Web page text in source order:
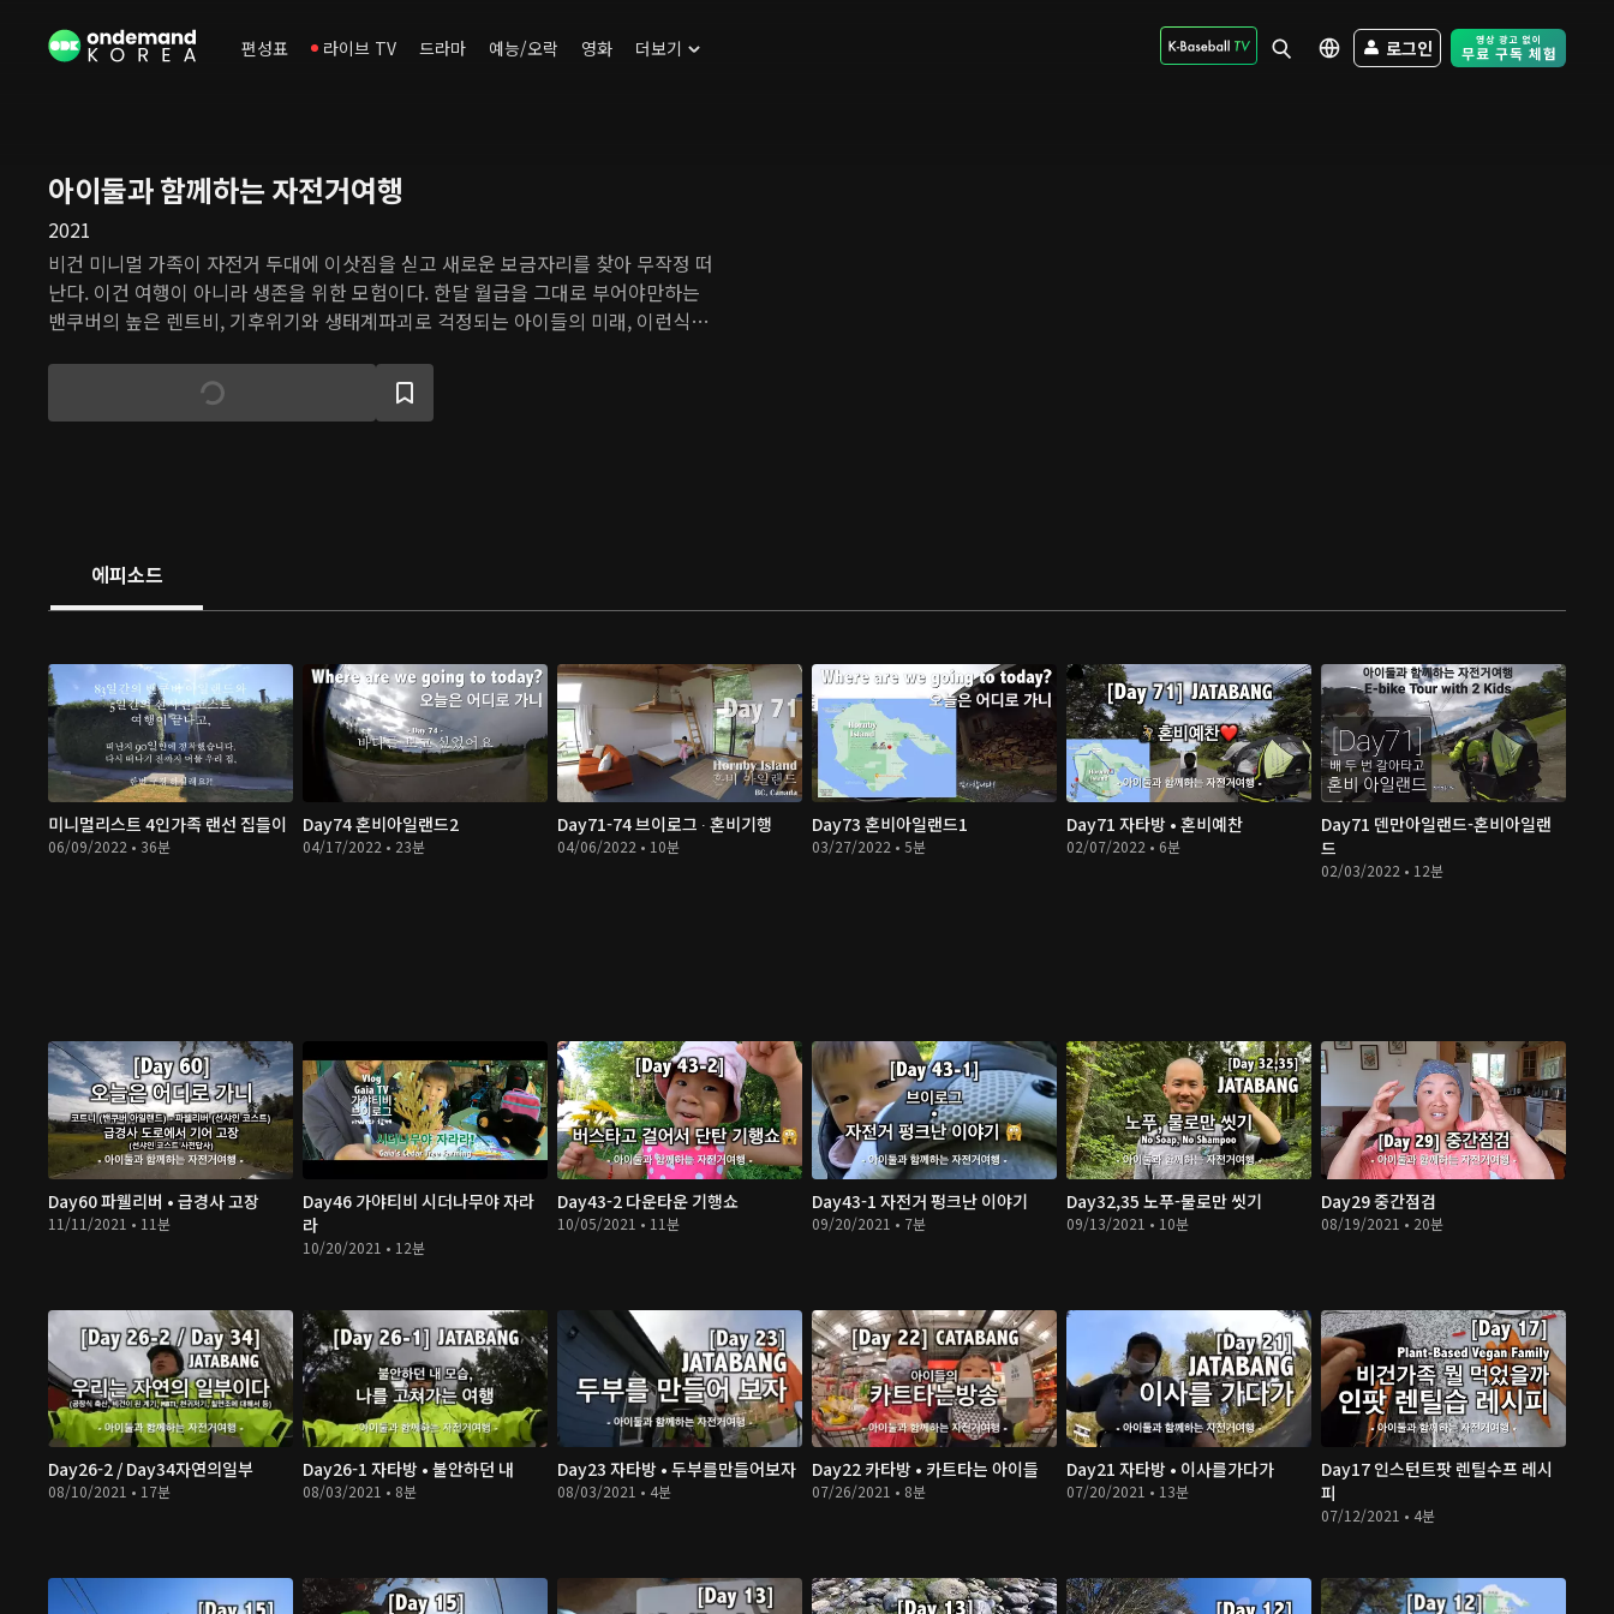
편성표 라이브 TV 드라마 예능/오락 영화 더보기 로그인 Free Trial -
아이둘과 함께하는 자전거여행
2021
비건 미니멀 가족이 자전거 두대에 이삿짐을 싣고 새로운 보금자리를 찾아 무작정 떠
난다. 이건 여행이 아니라 생존을 위한 모험이다. 한달 월급을 그대로 부어야만하는
밴쿠버의 높은 렌트비, 기후위기와 생태계파괴로 걱정되는 아이들의 미래, 이런식으
을 찾아서! 우리는 우리만의 타이니하우스와 자급자족 할 수 있는 텃밭만 있으면 되니
까, 자전거로 아이둘과 함께 떠나는거야!
에피소드
미니멀리스트 4인가족 랜선 집들이
06/09/2022 • 36분
Day74 혼비아일랜드2
04/17/2022 • 23분
Day71-74 브이로그 ∙ 혼비기행
04/06/2022 • 10분
Day73 혼비아일랜드1
03/27/2022 • 5분
Day71 자타방 • 혼비예찬
02/07/2022 • 6분
Day71 덴만아일랜드-혼비아일랜
드
02/03/2022 • 12분
Day60 파웰리버 • 급경사 고장
11/11/2021 • 11분
Day46 가야티비 시더나무야 자라
라
10/20/2021 • 12분
Day43-2 다운타운 기행쇼
10/05/2021 • 11분
Day43-1 자전거 펑크난 이야기
09/20/2021 • 7분
Day32,35 노푸-물로만 씻기
09/13/2021 • 10분
Day29 중간점검
08/19/2021 • 20분
Day26-2 / Day34자연의일부
08/10/2021 • 17분
Day26-1 자타방 • 불안하던 내
08/03/2021 • 8분
Day23 자타방 • 두부를만들어보자
08/03/2021 • 4분
Day22 카타방 • 카트타는 아이들
07/26/2021 • 8분
Day21 자타방 • 이사를가다가
07/20/2021 • 13분
Day17 인스턴트팟 렌틸수프 레시
피
07/12/2021 • 4분